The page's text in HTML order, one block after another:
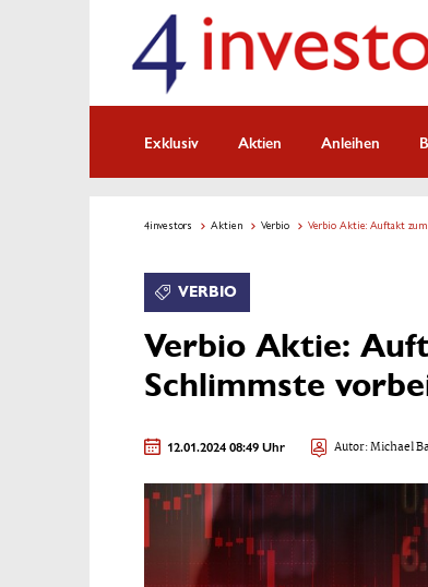
Exklusiv Aktien Anleihen
4investors Aktien Verbio Verbio Aktie: Auftakt
VERBIO
Verbio Aktie:
Schlimmste
12.01.2024 08:49 Uhr Autor:Michael